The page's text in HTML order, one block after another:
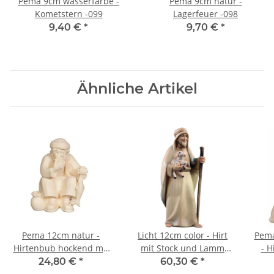
Kometstern -099
9,40 € *
Lagerfeuer -098
9,70 € *
Ähnliche Artikel
Pema 12cm natur -
Hirtenbub hockend mit
Fisch -042
24,80 € *
Licht 12cm color - Hirt
mit Stock und Lamm
-023
60,30 € *
-